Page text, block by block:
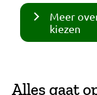
Meer
kiezen
Alles gaat